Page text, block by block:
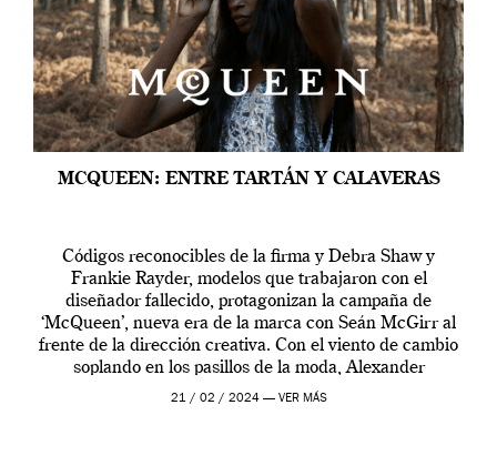
MCQUEEN: ENTRE TARTÁN Y CALAVERAS
Códigos reconocibles de la firma y Debra Shaw y
Frankie Rayder, modelos que trabajaron con el
diseñador fallecido, protagonizan la campaña de
‘McQueen’, nueva era de la marca con Seán McGirr al
frente de la dirección creativa. Con el viento de cambio
soplando en los pasillos de la moda, Alexander
McQueen se prepara para una […]
21 / 02 / 2024 — VER MÁS